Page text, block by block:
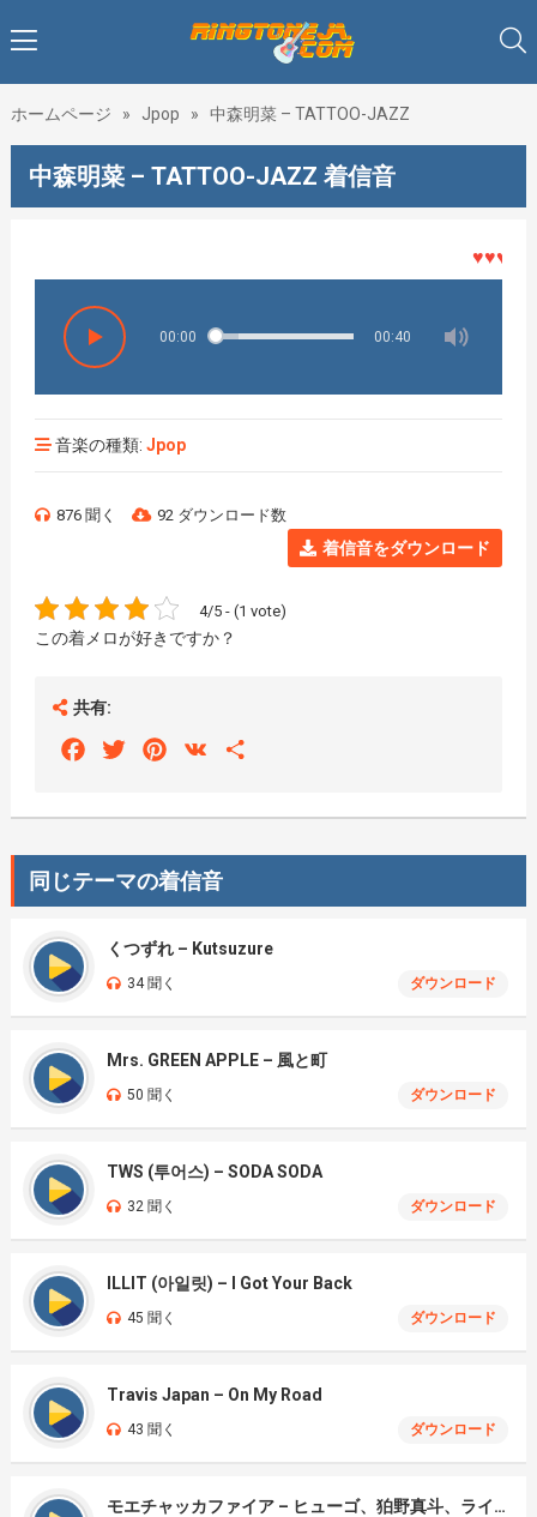
ホームページ » Jpop » 中森明菜 – TATTOO-JAZZ
中森明菜 – TATTOO-JAZZ 着信音
♥♥♥着メ
00:00 00:40
音楽の種類: Jpop
876 聞く 92 ダウンロード数
着信音をダウンロード
4/5 - (1 vote)
この着メロが好きですか？
共有:
FacebookTwitterPinterest
VK
同じテーマの着信音
くつずれ – Kutsuzure
34 聞く ダウンロード
Mrs. GREEN APPLE – 風と町
50 聞く ダウンロード
TWS (투어스) – SODA SODA
32 聞く ダウンロード
ILLIT (아일릿) – I Got Your Back
45 聞く ダウンロード
Travis Japan – On My Road
43 聞く ダウンロード
モエチャッカファイア – ヒューゴ、狛野真斗、ライト、セヴェリアン (Cover )